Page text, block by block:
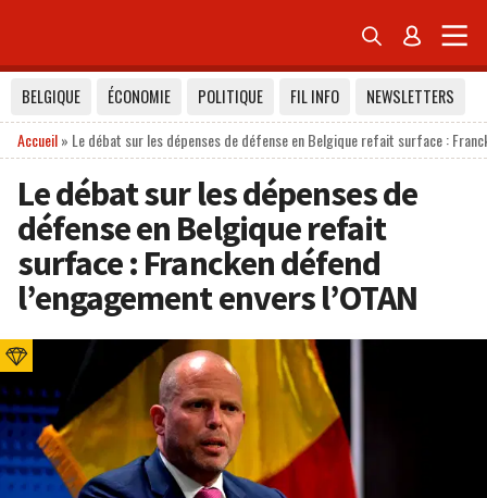
 
BELGIQUE ÉCONOMIE POLITIQUE FIL INFO
NEWSLETTERS
Accueil» Le débat sur les dépenses de défense en Belgique refait surface :
Le débat sur les dépenses de
défense en Belgique refait
surface : Francken défend
l’engagement envers l’OTAN